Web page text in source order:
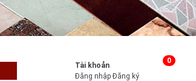
Tài khoản
Đăng nhập Đăng ký
0